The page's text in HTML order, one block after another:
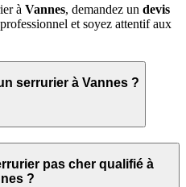
à Vannes, demandez un devis
et soyez attentif aux
serrurier à Vannes ?
pas cher qualifié à
?